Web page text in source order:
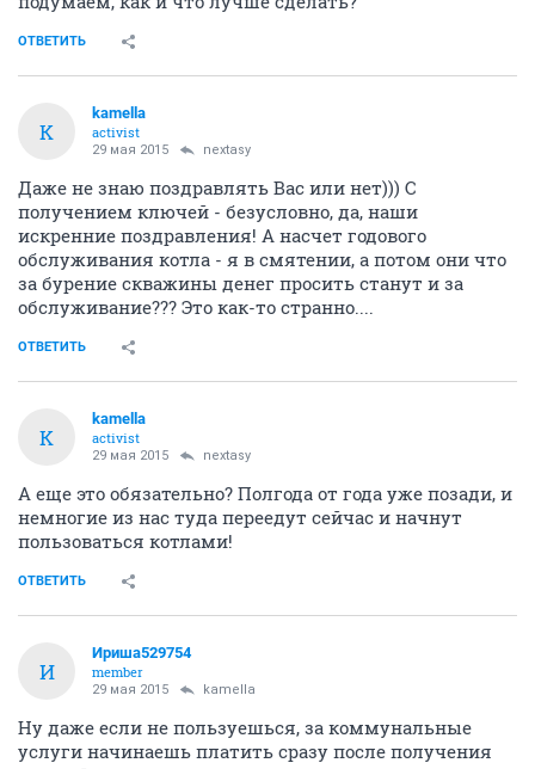
ОТВЕТИТЬ
K
kamella
activist
29 мая 2015 nextasy
Даже не знаю поздравлять Вас или нет))) С
получением ключей - безусловно, да, наши
искренние поздравления! А насчет годового
обслуживания котла - я в смятении, а потом они что
за бурение скважины денег просить станут и за
обслуживание??? Это как-то странно....
ОТВЕТИТЬ
K
kamella
activist
29 мая 2015 nextasy
А еще это обязательно? Полгода от года уже позади, и
немногие из нас туда переедут сейчас и начнут
пользоваться котлами!
ОТВЕТИТЬ
И
Ириша529754
member
29 мая 2015 kamella
Ну даже если не пользуешься, за коммунальные
услуги начинаешь платить сразу после получения